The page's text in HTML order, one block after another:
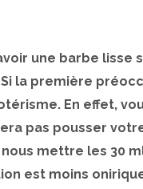
une barbe lisse
la première
En effet,
pas pousser
mettre les 30
est moins